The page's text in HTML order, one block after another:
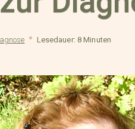
Lesedauer: 8 Minuten